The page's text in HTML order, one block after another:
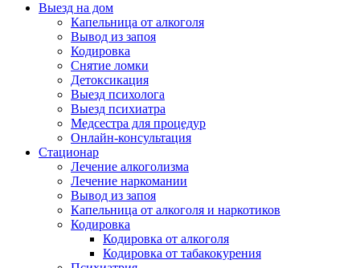
Выезд на дом
Капельница от алкоголя
Вывод из запоя
Кодировка
Снятие ломки
Детоксикация
Выезд психолога
Выезд психиатра
Медсестра для процедур
Онлайн-консультация
Стационар
Лечение алкоголизма
Лечение наркомании
Вывод из запоя
Капельница от алкоголя и наркотиков
Кодировка
Кодировка от алкоголя
Кодировка от табакокурения